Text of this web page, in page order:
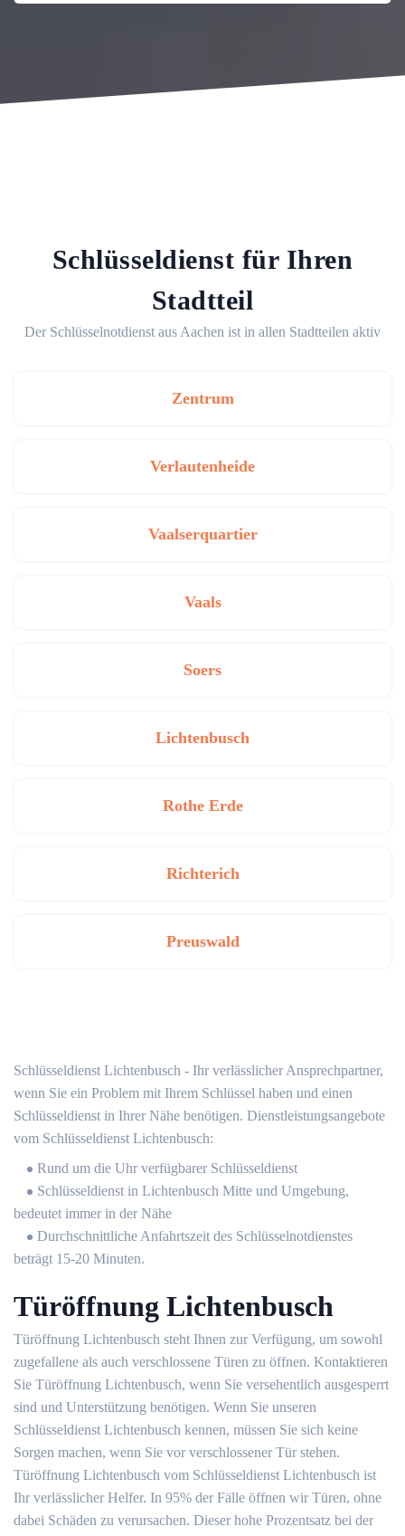
Schlüsseldienst für Ihren
Stadtteil
Der Schlüsselnotdienst aus Aachen ist in allen Stadtteilen aktiv
Zentrum
Verlautenheide
Vaalserquartier
Vaals
Soers
Lichtenbusch
Rothe Erde
Richterich
Preuswald
Schlüsseldienst Lichtenbusch - Ihr verlässlicher Ansprechpartner,
wenn Sie ein Problem mit Ihrem Schlüssel haben und einen
Schlüsseldienst in Ihrer Nähe benötigen. Dienstleistungsangebote
vom Schlüsseldienst Lichtenbusch:
Rund um die Uhr verfügbarer Schlüsseldienst
Schlüsseldienst in Lichtenbusch Mitte und Umgebung,
bedeutet immer in der Nähe
Durchschnittliche Anfahrtszeit des Schlüsselnotdienstes
beträgt 15-20 Minuten.
Türöffnung Lichtenbusch
Türöffnung Lichtenbusch steht Ihnen zur Verfügung, um sowohl
zugefallene als auch verschlossene Türen zu öffnen. Kontaktieren
Sie Türöffnung Lichtenbusch, wenn Sie versehentlich ausgesperrt
sind und Unterstützung benötigen. Wenn Sie unseren
Schlüsseldienst Lichtenbusch kennen, müssen Sie sich keine
Sorgen machen, wenn Sie vor verschlossener Tür stehen.
Türöffnung Lichtenbusch vom Schlüsseldienst Lichtenbusch ist
Ihr verlässlicher Helfer. In 95% der Fälle öffnen wir Türen, ohne
dabei Schäden zu verursachen. Dieser hohe Prozentsatz bei der